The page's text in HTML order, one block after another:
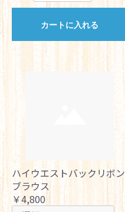
カートに入れる
ハイウエストバックリボン
ブラウス
￥4,800